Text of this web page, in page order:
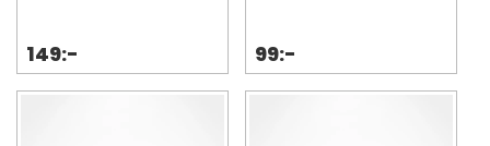
149:- 99:-